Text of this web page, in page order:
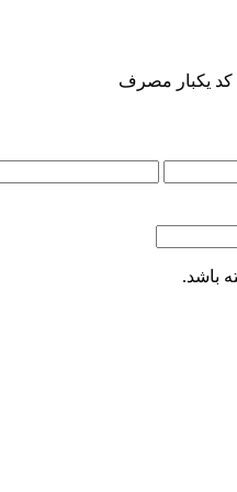
کد یکبار مصرف